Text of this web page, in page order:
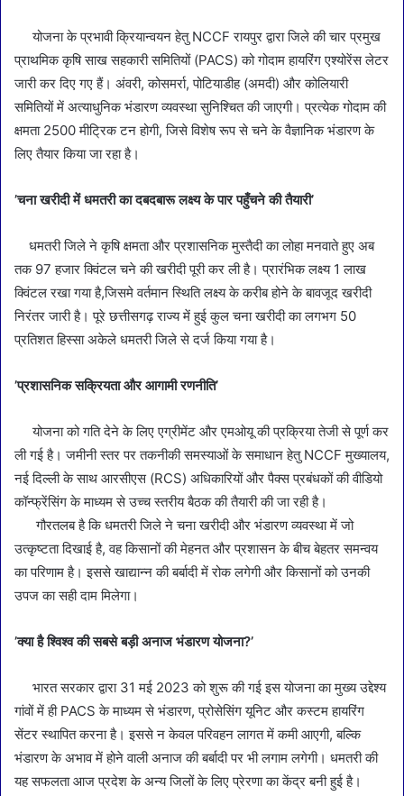
योजना के प्रभावी क्रियान्वयन हेतु NCCF रायपुर द्वारा जिले की चार प्रमुख
प्राथमिक कृषि साख सहकारी समितियों (PACS) को गोदाम हायरिंग एश्योरेंस लेटर
जारी कर दिए गए हैं। अंवरी, कोसमर्रा, पोटियाडीह (अमदी) और कोलियारी
समितियों में अत्याधुनिक भंडारण व्यवस्था सुनिश्चित की जाएगी। प्रत्येक गोदाम की
क्षमता 2500 मीट्रिक टन होगी, जिसे विशेष रूप से चने के वैज्ञानिक भंडारण के
लिए तैयार किया जा रहा है।
’चना खरीदी में धमतरी का दबदबारू लक्ष्य के पार पहुँचने की तैयारी’
धमतरी जिले ने कृषि क्षमता और प्रशासनिक मुस्तैदी का लोहा मनवाते हुए अब
तक 97 हजार क्विंटल चने की खरीदी पूरी कर ली है। प्रारंभिक लक्ष्य 1 लाख
क्विंटल रखा गया है,जिसमे वर्तमान स्थिति लक्ष्य के करीब होने के बावजूद खरीदी
निरंतर जारी है। पूरे छत्तीसगढ़ राज्य में हुई कुल चना खरीदी का लगभग 50
प्रतिशत हिस्सा अकेले धमतरी जिले से दर्ज किया गया है।
’प्रशासनिक सक्रियता और आगामी रणनीति’
योजना को गति देने के लिए एग्रीमेंट और एमओयू की प्रक्रिया तेजी से पूर्ण कर
ली गई है। जमीनी स्तर पर तकनीकी समस्याओं के समाधान हेतु NCCF मुख्यालय,
नई दिल्ली के साथ आरसीएस (RCS) अधिकारियों और पैक्स प्रबंधकों की वीडियो
कॉन्फ्रेंसिंग के माध्यम से उच्च स्तरीय बैठक की तैयारी की जा रही है।
गौरतलब है कि धमतरी जिले ने चना खरीदी और भंडारण व्यवस्था में जो
उत्कृष्टता दिखाई है, वह किसानों की मेहनत और प्रशासन के बीच बेहतर समन्वय
का परिणाम है। इससे खाद्यान्न की बर्बादी में रोक लगेगी और किसानों को उनकी
उपज का सही दाम मिलेगा।
’क्या है श्विश्व की सबसे बड़ी अनाज भंडारण योजना?’
भारत सरकार द्वारा 31 मई 2023 को शुरू की गई इस योजना का मुख्य उद्देश्य
गांवों में ही PACS के माध्यम से भंडारण, प्रोसेसिंग यूनिट और कस्टम हायरिंग
सेंटर स्थापित करना है। इससे न केवल परिवहन लागत में कमी आएगी, बल्कि
भंडारण के अभाव में होने वाली अनाज की बर्बादी पर भी लगाम लगेगी। धमतरी की
यह सफलता आज प्रदेश के अन्य जिलों के लिए प्रेरणा का केंद्र बनी हुई है।